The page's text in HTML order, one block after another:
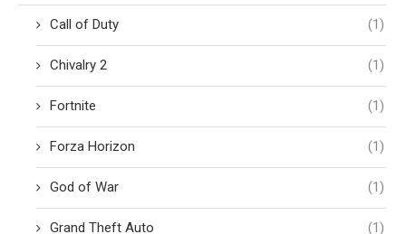
Call of Duty (1)
Chivalry 2 (1)
Fortnite (1)
Forza Horizon (1)
God of War (1)
Grand Theft Auto (1)